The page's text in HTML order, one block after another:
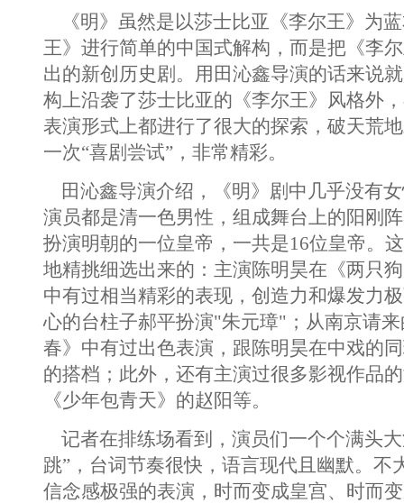
《明》虽然是以莎士比亚《李尔王》为
王》进行简单的中国式解构，而是把《李
出的新创历史剧。用田沁鑫导演的话来说
构上沿袭了莎士比亚的《李尔王》风格外
表演形式上都进行了很大的探索，破天荒
一次“喜剧尝试”，非常精彩。
田沁鑫导演介绍，《明》剧中几乎没有
演员都是清一色男性，组成舞台上的阳刚
扮演明朝的一位皇帝，一共是16位皇帝。
地精挑细选出来的：主演陈明昊在《两只
中有过相当精彩的表现，创造力和爆发力
心的台柱子郝平扮演"朱元璋"；从南京请
春》中有过出色表演，跟陈明昊在中戏的
的搭档；此外，还有主演过很多影视作品
《少年包青天》的赵阳等。
记者在排练场看到，演员们一个个满头
跳”，台词节奏很快，语言现代且幽默。不
信念感极强的表演，时而变成皇宫、时而